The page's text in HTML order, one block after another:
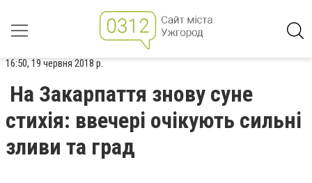
16:50, 19 червня 2018 р.
На Закарпаття знову суне
стихія: ввечері очікують сильні
зливи та град